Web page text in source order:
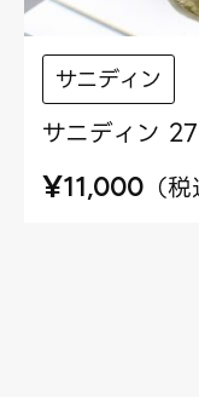
サニディン
サニディン
¥11,000 （税